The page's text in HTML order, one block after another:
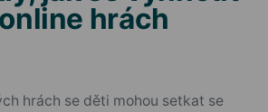
hrách
hrách se děti mohou setkat se